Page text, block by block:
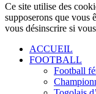
Ce site utilise des
supposerons que vous
vous désinscrire si
ACCUEIL
FOOTBALL
Football